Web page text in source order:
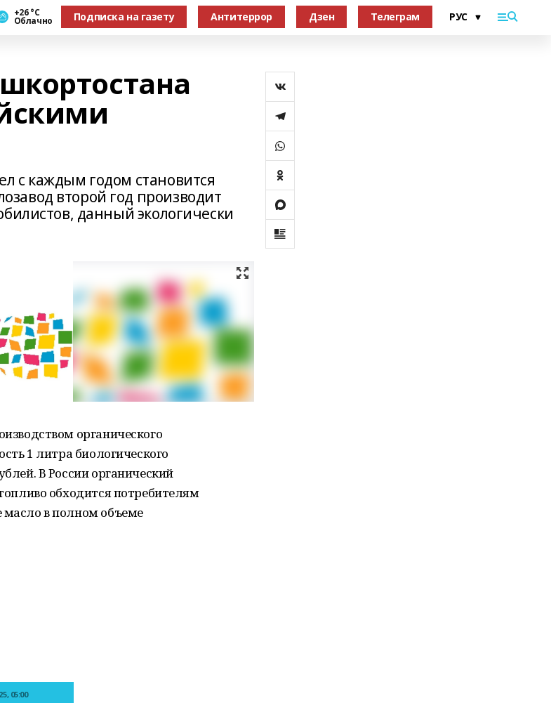
+26 °С
Облачно Подписка на газету Антитеррор Дзен Телеграм
с каждым годом становится
второй год производит
данный экологически
органического
1 литра биологического
В России органический
обходится потребителям
масло в полном объеме
05:00